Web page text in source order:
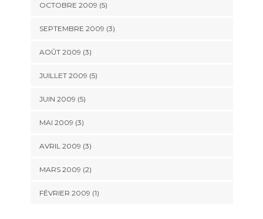
OCTOBRE 2009 (5)
SEPTEMBRE 2009 (3)
AOÛT 2009 (3)
JUILLET 2009 (5)
JUIN 2009 (5)
MAI 2009 (3)
AVRIL 2009 (3)
MARS 2009 (2)
FÉVRIER 2009 (1)